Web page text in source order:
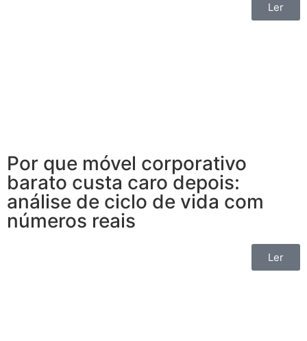
Ler
Por que móvel corporativo
barato custa caro depois:
análise de ciclo de vida com
números reais
Ler